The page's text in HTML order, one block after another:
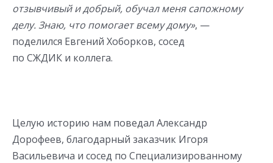
отзывчивый и добрый, обучал меня сапожному
делу. Знаю, что помогает всему дому», —
поделился Евгений Хоборков, сосед
по СЖДИК и коллега.
Целую историю нам поведал Александр
Дорофеев, благодарный заказчик Игоря
Васильевича и сосед по Специализированному